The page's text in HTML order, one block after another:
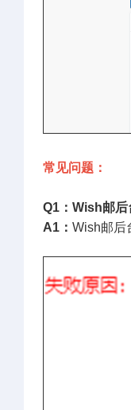
常见问题：
Q1：Wish邮后
A1： Wish邮后